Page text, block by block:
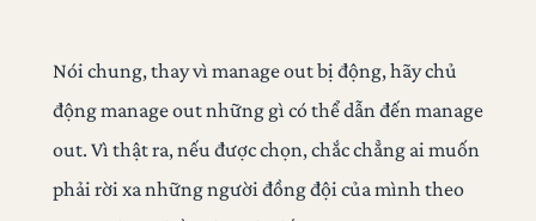
Nói chung, thay vì manage out bị động, hãy chủ
động manage out những gì có thể dẫn đến manage
out. Vì thật ra, nếu được chọn, chắc chẳng ai muốn
phải rời xa những người đồng đội của mình theo